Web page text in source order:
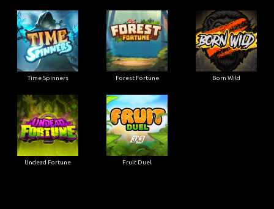
Time Spinners Forest Fortune Born Wild
Undead Fortune Fruit Duel